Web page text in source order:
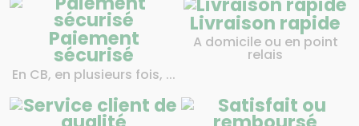
Paiement
sécurisé
En CB, en plusieurs fois, ...
Livraison rapide
A domicile ou en point
relais